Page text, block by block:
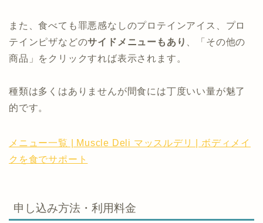
また、食べても罪悪感なしのプロテインアイス、プロ
テインピザなどのサイドメニューもあり
、「その他の
商品」をクリックすれば表示されます。
種類は多くはありませんが間食には丁度いい量が魅了
的です。
メニュー一覧 | Muscle Deli マッスルデリ | ボディメイ
クを食でサポート
申し込み方法・利用料金